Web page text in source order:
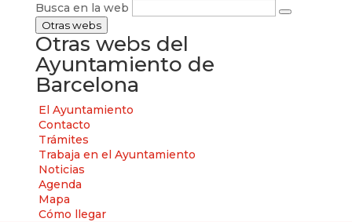
Busca en la web
Otras webs
Otras webs del
Ayuntamiento de
Barcelona
El Ayuntamiento
Contacto
Trámites
Trabaja en el Ayuntamiento
Noticias
Agenda
Mapa
Cómo llegar